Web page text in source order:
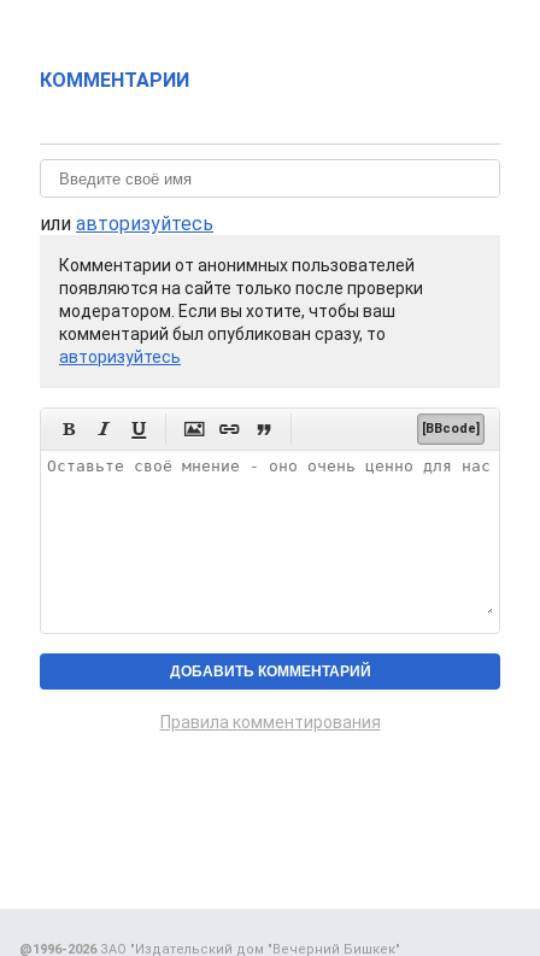
КОММЕНТАРИИ
или авторизуйтесь
Комментарии от анонимных пользователей
появляются на сайте только после проверки
модератором. Если вы хотите, чтобы ваш
комментарий был опубликован сразу, то
авторизуйтесь
      [BBcode]
Правила комментирования
@1996-2026ЗАО "Издательский дом "Вечерний Бишкек"